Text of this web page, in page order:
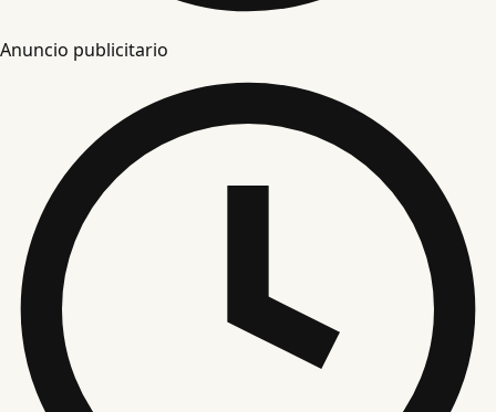
Anuncio publicitario